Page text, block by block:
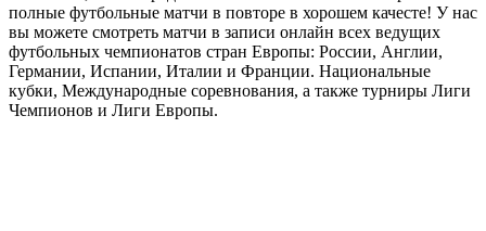
полные футбольные матчи в повторе в хорошем качесте! У нас
вы можете смотреть матчи в записи онлайн всех ведущих
футбольных чемпионатов стран Европы: России, Англии,
Германии, Испании, Италии и Франции. Национальные
кубки, Международные соревнования, а также турниры Лиги
Чемпионов и Лиги Европы.